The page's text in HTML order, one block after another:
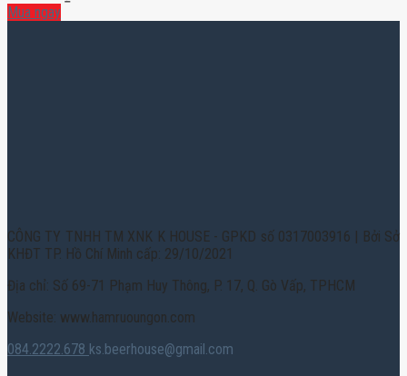
Mua ngay
CÔNG TY TNHH TM XNK K HOUSE - GPKD số 0317003916 | Bởi Sở
KHĐT TP. Hồ Chí Minh cấp: 29/10/2021
Địa chỉ: Số 69-71 Phạm Huy Thông, P. 17, Q. Gò Vấp, TPHCM
Website: www.hamruoungon.com
084.2222.678 ks.beerhouse@gmail.com